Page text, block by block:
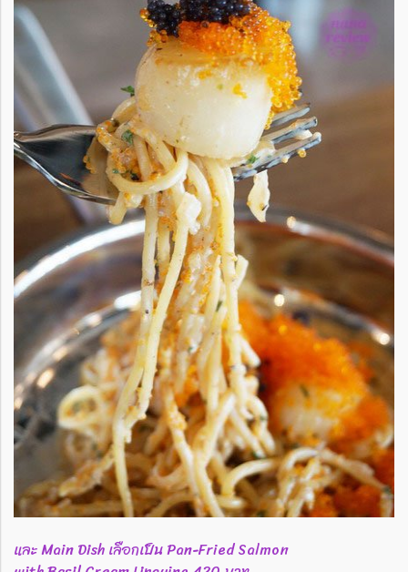
และ Main Dish เลือกเป็น Pan-Fried Salmon